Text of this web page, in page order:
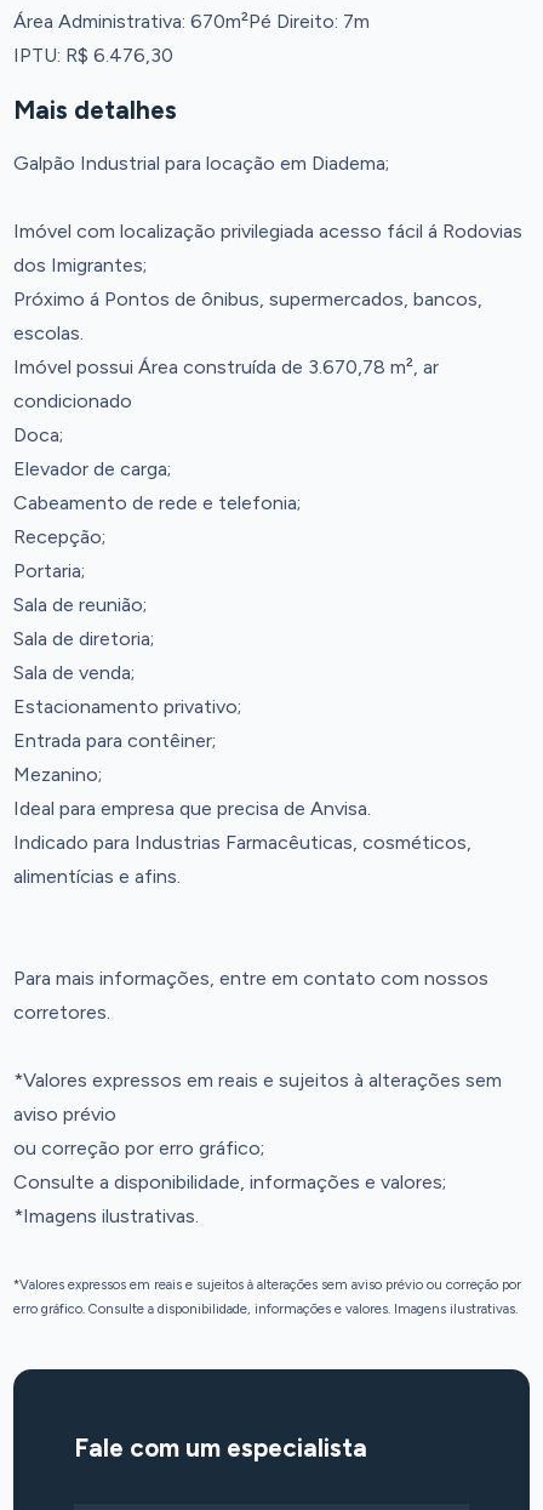
Área Administrativa: 670m²Pé Direito: 7m
IPTU: R$ 6.476,30
Mais detalhes
Galpão Industrial para locação em Diadema;
Imóvel com localização privilegiada acesso fácil á Rodovias
dos Imigrantes;
Próximo á Pontos de ônibus, supermercados, bancos,
escolas.
Imóvel possui Área construída de 3.670,78 m², ar
condicionado
Doca;
Elevador de carga;
Cabeamento de rede e telefonia;
Recepção;
Portaria;
Sala de reunião;
Sala de diretoria;
Sala de venda;
Estacionamento privativo;
Entrada para contêiner;
Mezanino;
Ideal para empresa que precisa de Anvisa.
Indicado para Industrias Farmacêuticas, cosméticos,
alimentícias e afins.
Para mais informações, entre em contato com nossos
corretores.
*Valores expressos em reais e sujeitos à alterações sem
aviso prévio
ou correção por erro gráfico;
Consulte a disponibilidade, informações e valores;
*Imagens ilustrativas.
*Valores expressos em reais e sujeitos à alterações sem aviso prévio ou correção por
erro gráfico. Consulte a disponibilidade, informações e valores. Imagens ilustrativas.
Fale com um especialista